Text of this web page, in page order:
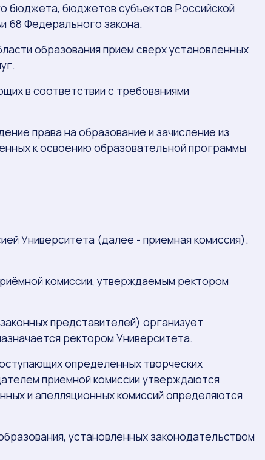
бюджета, бюджетов субъектов Российской
68 Федерального закона.
образования прием сверх установленных
в соответствии с требованиями
права на образование и зачисление из
к освоению образовательной программы
Университета (далее - приемная комиссия).
комиссии, утверждаемым ректором
представителей) организует
ректором Университета.
определенных творческих
приемной комиссии утверждаются
и апелляционных комиссий определяются
установленных законодательством